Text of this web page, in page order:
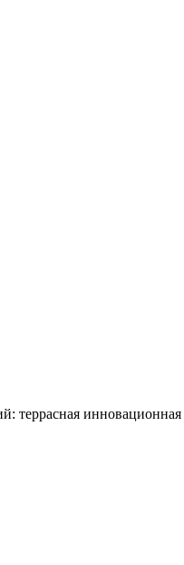
террасная